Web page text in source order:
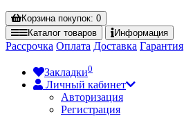
Корзинапокупок: 0
Каталог товаров Информация
Рассрочка Оплата Доставка Гарантия
Закладки0
Личный кабинет
Авторизация
Регистрация